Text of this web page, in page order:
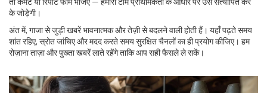
के जोड़ेगी।
अंत में, गाजा से जुड़ी खबरें भावनात्मक और तेज़ी से बदलने वाली होती हैं। यहाँ पढ़ते समय
शांत रहिए, स्रोत जांचिए और मदद करते समय सुरक्षित चैनलों का ही प्रयोग कीजिए। हम
रोज़ाना ताज़ा और पुख्ता खबरें लाते रहेंगे ताकि आप सही फैसले ले सकें।